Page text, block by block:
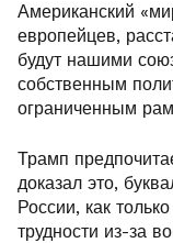
Американский
европейцев,
будут нашими
собственным
ограниченным
Трамп
доказал это,
России, как
трудности из-за